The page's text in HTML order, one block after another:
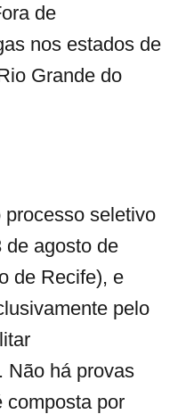
de
nos estados de
Grande do
seletivo
de agosto de
de Recife), e
pelo
Não há provas
composta por